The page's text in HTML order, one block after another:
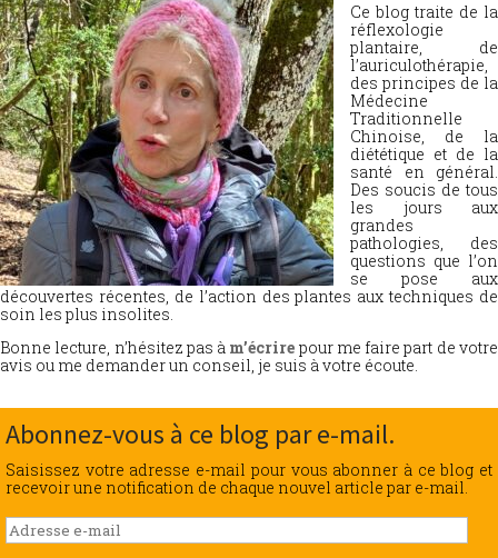
Ce blog traite de la
réflexologie
plantaire, de
l’auriculothérapie,
des principes de la
Médecine
Traditionnelle
Chinoise, de la
diététique et de la
santé en général.
Des soucis de tous
les jours aux
grandes
pathologies, des
questions que l’on
se pose aux
découvertes récentes, de l’action des plantes aux techniques de
soin les plus insolites.
Bonne lecture, n’hésitez pas à m’écrire pour me faire part de votre
avis ou me demander un conseil, je suis à votre écoute.
Abonnez-vous à ce blog par e-mail.
Saisissez votre adresse e-mail pour vous abonner à ce blog et
recevoir une notification de chaque nouvel article par e-mail.
Adresse